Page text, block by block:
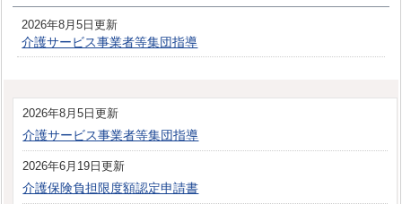
2026年8月5日更新
介護サービス事業者等集団指導
2026年8月5日更新
介護サービス事業者等集団指導
2026年6月19日更新
介護保険負担限度額認定申請書